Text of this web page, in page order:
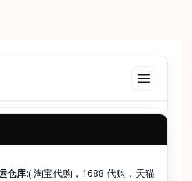
Toggle
仓库:( 淘宝代购，1688 代购，天猫